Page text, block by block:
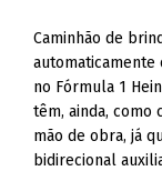
Caminhão de
automaticamente
no Fórmula 1
têm, ainda, como
mão de obra, já
bidirecional